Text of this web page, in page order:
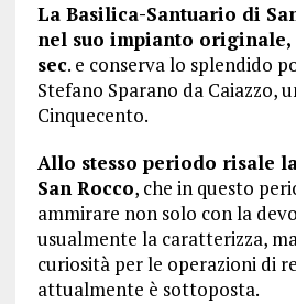
La Basilica-Santuario di
nel suo impianto originale,
sec. e conserva lo splendido
Stefano Sparano da Caiazzo,
Cinquecento.
Allo stesso periodo risale
San Rocco, che in questo
ammirare non solo con la
usualmente la caratterizza,
curiosità per le operazioni di
attualmente è sottoposta.